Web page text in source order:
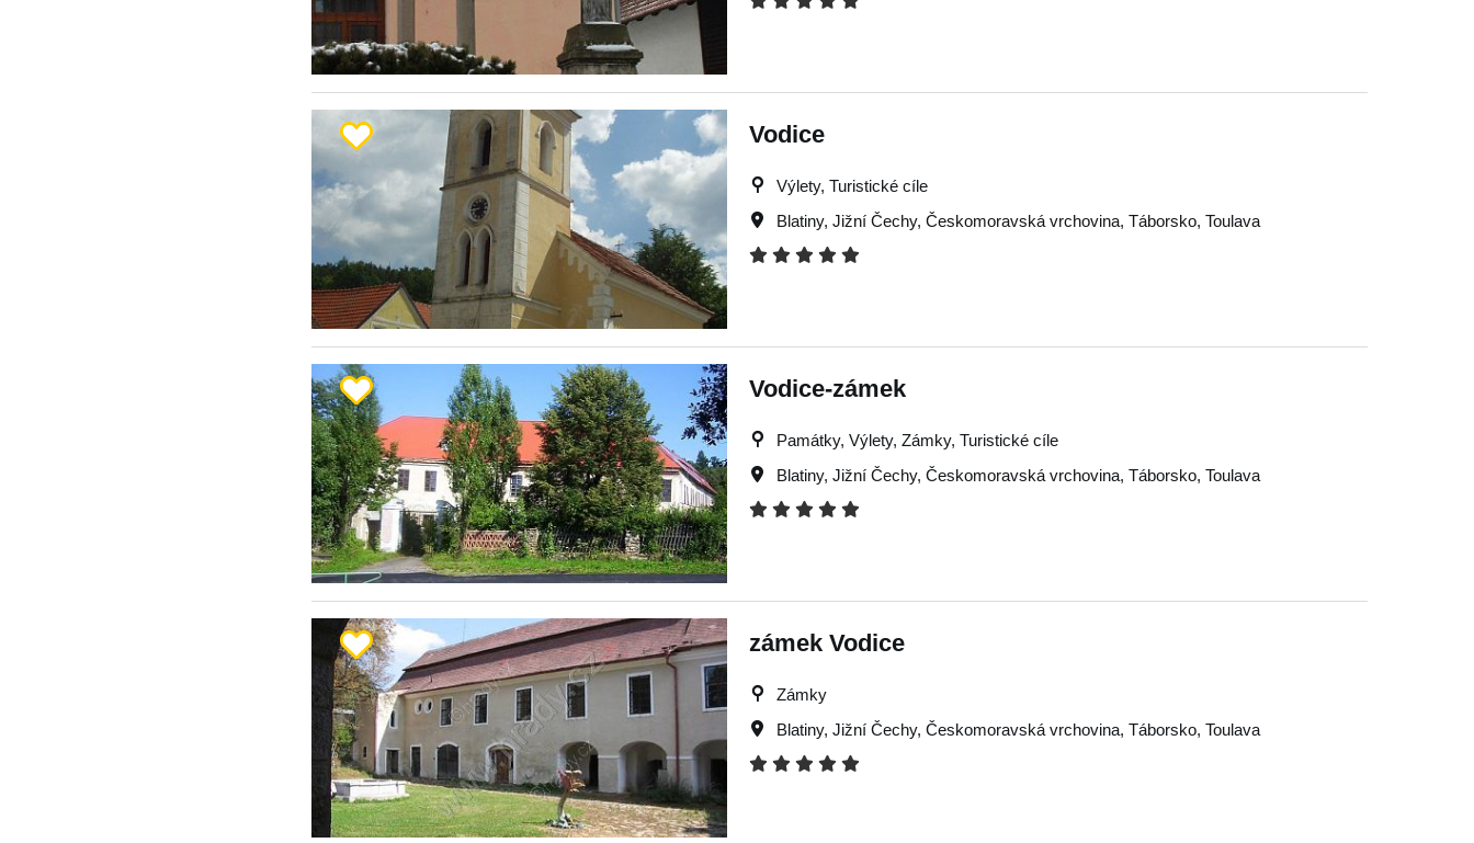
Vodice
Výlety, Turistické cíle
Blatiny,Jižní Čechy,Českomoravská vrchovina,Táborsko,Toulava
Vodice-zámek
Památky, Výlety, Zámky, Turistické cíle
Blatiny,Jižní Čechy,Českomoravská vrchovina,Táborsko,Toulava
zámek Vodice
Zámky
Blatiny,Jižní Čechy,Českomoravská vrchovina,Táborsko,Toulava